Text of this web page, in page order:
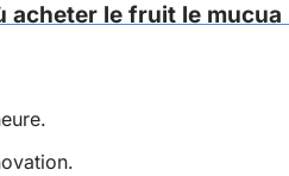
acheter le fruit le